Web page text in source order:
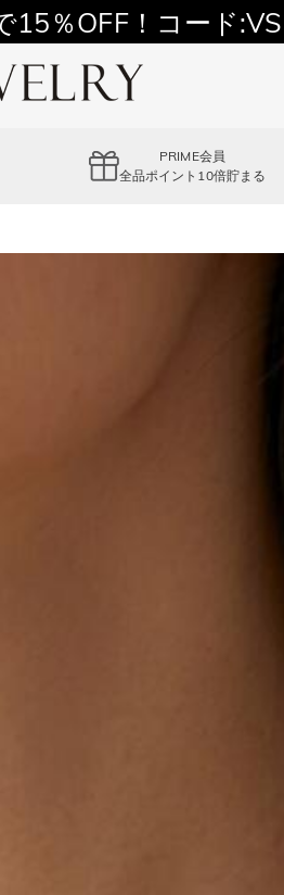
常配送無料！
15％OFF！コード:VS2
PRIME会員
全品ポイント10倍貯まる